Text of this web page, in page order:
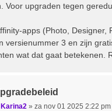
Voor upgraden tegen
apps (Photo,
versienummer 3 en zijn
wat dat gaat betekenen.
Karina2 »za nov 01 2025 2:22 pm